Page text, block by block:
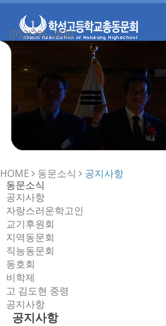
navigation
(052)295-2030
HOME 동문소식
공지사항
동문소식
공지사항
자랑스러운학고인
교기후원회
지역동문회
직능동문회
동호회
비학제
고 김도현 중령
공지사항
공지사항